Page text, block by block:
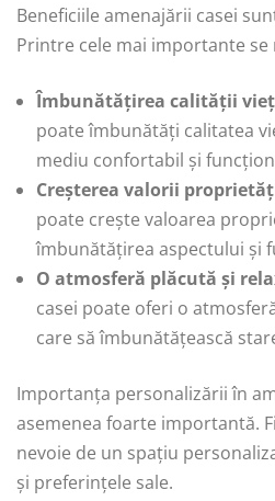
Beneficiile amenajării casei
Printre cele mai importante se
Îmbunătățirea calității
poate îmbunătăți calitatea
mediu confortabil și
Creșterea valorii
poate crește valoarea
îmbunătățirea aspectului și
O atmosferă plăcută și
casei poate oferi o
care să îmbunătățească
Importanța personalizării în
asemenea foarte importantă.
nevoie de un spațiu
și preferințele sale.